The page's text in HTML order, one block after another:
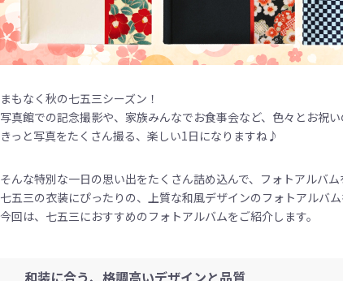
まもなく秋の七五三シーズン！
写真館での記念撮影や、家族みんなでお食事会など、色々とお祝
きっと写真をたくさん撮る、楽しい1日になりますね♪
そんな特別な一日の思い出をたくさん詰め込んで、フォトアルバム
七五三の衣装にぴったりの、上質な和風デザインのフォトアルバ
今回は、七五三におすすめのフォトアルバムをご紹介します。
和装に合う、格調高いデザインと品質